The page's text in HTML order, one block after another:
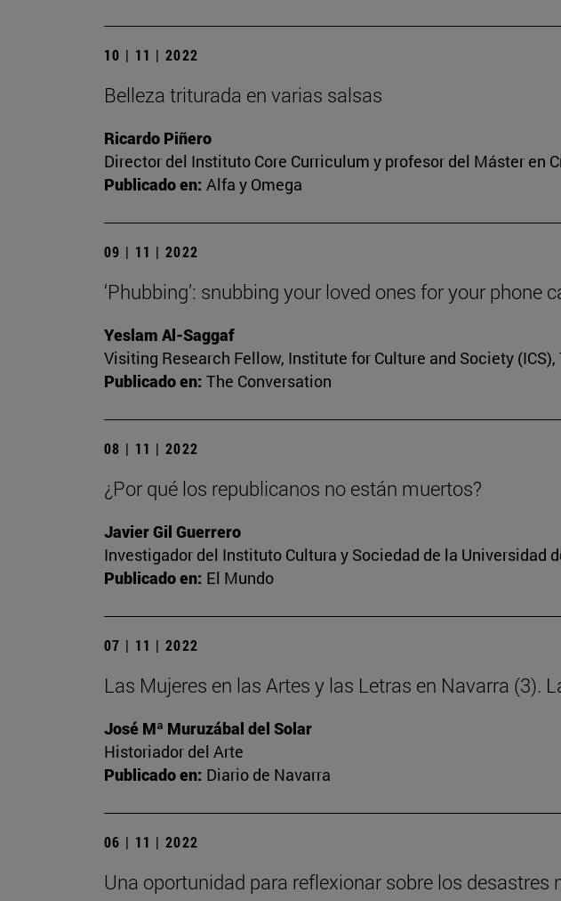
10 | 11 | 2022
Belleza triturada en varias salsas
Ricardo Piñero
Director del Instituto Core Curriculum y profesor del Máster en
Publicado en: Alfa y Omega
09 | 11 | 2022
‘Phubbing’: snubbing your loved ones for your
Yeslam Al-Saggaf
Visiting Research Fellow, Institute for Culture and Society
Publicado en: The Conversation
08 | 11 | 2022
¿Por qué los republicanos no están muertos?
Javier Gil Guerrero
Investigador del Instituto Cultura y Sociedad de la Universidad
Publicado en: El Mundo
07 | 11 | 2022
Las Mujeres en las Artes y las Letras en Navarra (3).
José Mª Muruzábal del Solar
Historiador del Arte
Publicado en: Diario de Navarra
06 | 11 | 2022
Una oportunidad para reflexionar sobre los desastres